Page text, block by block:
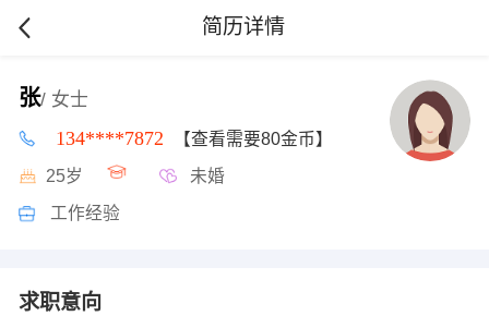
简历详情
张/ 女士
134****7872 【查看需要80金币】
25岁 未婚
工作经验
求职意向